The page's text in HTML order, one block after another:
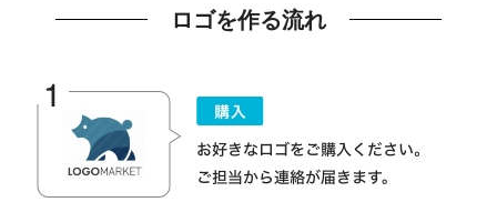
ロゴを作る流れ